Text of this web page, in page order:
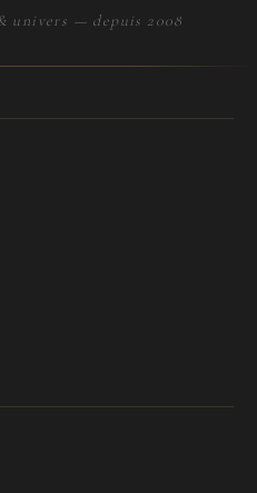
univers — depuis 2008